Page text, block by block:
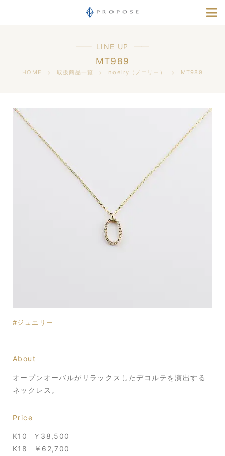
店舗情報
採用情報
LINE UP
MT989
HOME 取扱商品一覧 noelry（ノエリー） MT989
ジュエリー
About
オープンオーバルがリラックスしたデコルテを演出する
ネックレス。
Price
K10
￥38,500
K18
￥62,700